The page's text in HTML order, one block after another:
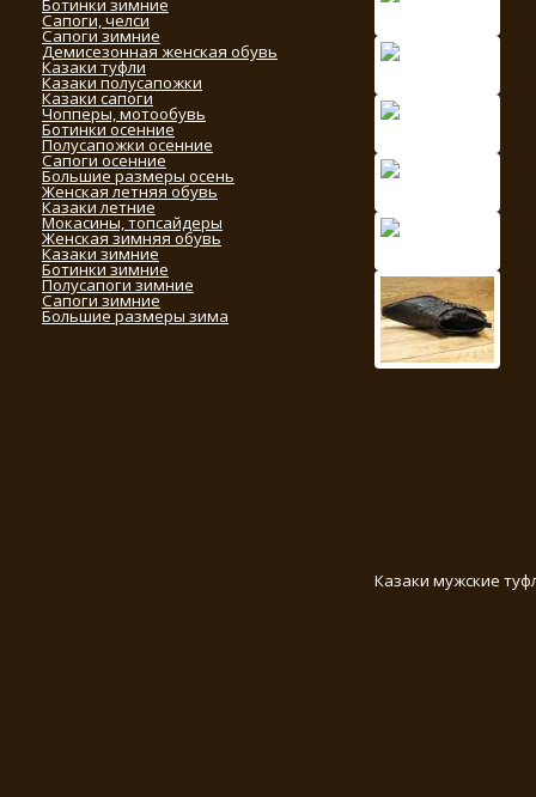
Ботинки зимние
Сапоги, челси
Сапоги зимние
Демисезонная женская обувь
Казаки туфли
Казаки полусапожки
Казаки сапоги
Чопперы, мотообувь
Ботинки осенние
Полусапожки осенние
Сапоги осенние
Большие размеры осень
Женская летняя обувь
Казаки летние
Мокасины, топсайдеры
Женская зимняя обувь
Казаки зимние
Ботинки зимние
Полусапоги зимние
Сапоги зимние
Большие размеры зима
Казаки мужские